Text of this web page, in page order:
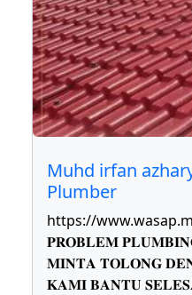
Muhd irfan
Plumber
https://
𝐏𝐑𝐎𝐁𝐋𝐄𝐌
𝐌𝐈𝐍𝐓𝐀 𝐓𝐎𝐋𝐎𝐍𝐆
𝐊𝐀𝐌𝐈 𝐁𝐀𝐍𝐓𝐔